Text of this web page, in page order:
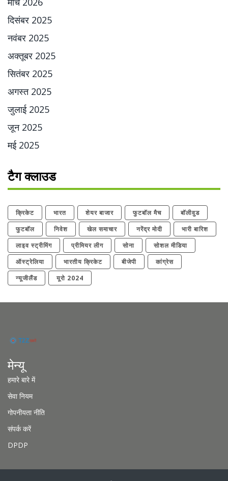
दिसंबर 2025
नवंबर 2025
अक्तूबर 2025
सितंबर 2025
अगस्त 2025
जुलाई 2025
जून 2025
मई 2025
टैग क्लाउड
क्रिकेट भारत शेयर बाजार फुटबॉल मैच
बॉलीवुड
फुटबॉल
निवेश खेल समाचार नरेंद्र मोदी
भारी बारिश
लाइव स्ट्रीमिंग
प्रीमियर लीग सोना
सोशल मीडिया
ऑस्ट्रेलिया
भारतीय क्रिकेट बीजेपी
कांग्रेस
न्यूजीलैंड
यूरो 2024
मेन्यू
हमारे बारे में
सेवा नियम
गोपनीयता नीति
संपर्क करें
DPDP